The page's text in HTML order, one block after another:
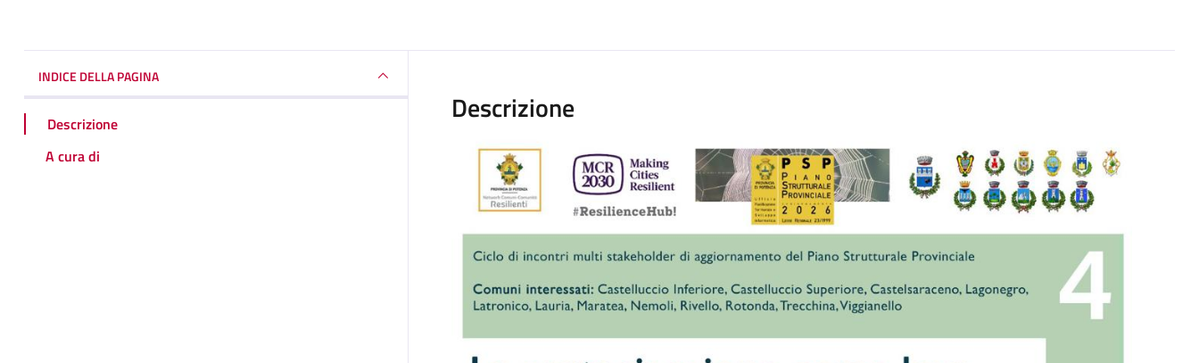
INDICE DELLA PAGINA
Descrizione
A cura di
Descrizione